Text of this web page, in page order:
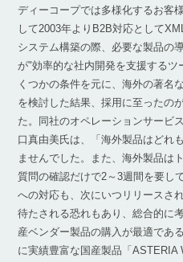
ディーコープでは多様化するお客
して2003年よりB2B対応として
システム構築の際、必要な製品の
が"効率的な社内開発を支援する
くつかの条件を元に、海外の著名
を検討した結果、採用に至ったの
た。同社のオペレーションサービ
口真由美氏は、「海外製品はどれ
ませんでした。また、海外製品は
質問の確認だけで2～3週間を要し
への対応も、次にいつリリースさ
待たされる恐れもあり、総合的に
産ベンダー製品の購入が最適であ
に実績豊富な国産製品「ASTERIA